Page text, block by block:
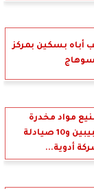
أباه بسكين بمركز
سوهاج
مواد مخدرة
بسوهاج..حبس طبيبين و10 صيادلة
أدوية...